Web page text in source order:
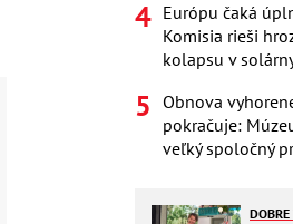
Európu čaká
Komisia rieši
kolapsu v
Obnova
pokračuje:
veľký spoločný